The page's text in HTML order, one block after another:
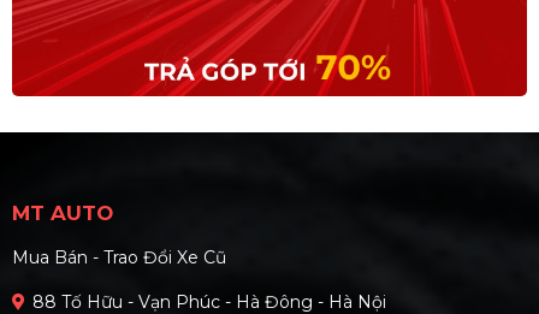
MT AUTO
Mua Bán - Trao Đổi Xe Cũ
88 Tố Hữu - Vạn Phúc - Hà Đông - Hà Nội